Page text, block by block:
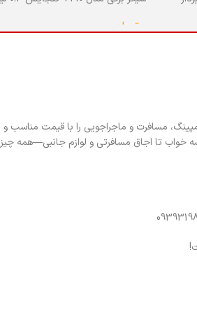
تومان
مسافرت و ماجراجویی را با قیمت مناسب و
خواب تا اجاق مسافرتی و لوازم جانبی—همه چیز